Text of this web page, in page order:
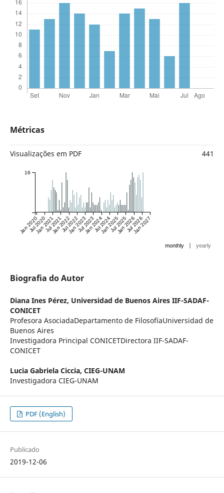
Métricas
Visualizações em PDF 441
Jan 2020
Jul 2020
Jan 2021Jul 2021
Jan 2022Jul 2022
Jan 2023Jul 2023
Jan 2024Jul 2024
Jan 2025Jul 2025
Jan 2026Jul 2026
Jan 2027
16
monthly | yearly
Biografia do Autor
Diana Ines Pérez, Universidad de Buenos Aires IIF-SADAF-
CONICET
Profesora AsociadaDepartamento de FilosofíaUniversidad de
Buenos Aires
Investigadora Principal CONICETDirectora IIF-SADAF-
CONICET
Lucia Gabriela Ciccia, CIEG-UNAM
Investigadora CIEG-UNAM
PDF (English)
Publicado
2019-12-06